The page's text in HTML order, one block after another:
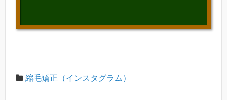
縮毛矯正（インスタグラム）